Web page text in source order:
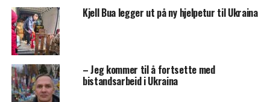
Kjell Bua legger ut på ny hjelpetur til Ukraina
– Jeg kommer til å fortsette med
bistandsarbeid i Ukraina